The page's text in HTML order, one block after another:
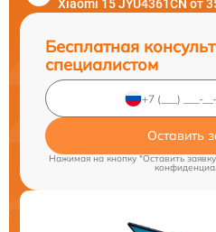
Xiaomi 15 JYU4361CN от
Бесплатная
специалистом
Оставить
Нажимая на кнопку "Оставить